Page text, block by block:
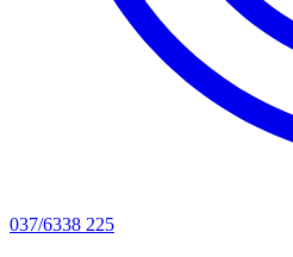
037/6338 225